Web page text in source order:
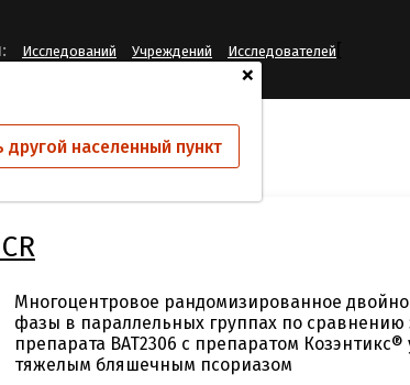
+
другой населенный пункт
Исследований Учреждений Исследователей
BAT-2306-002-CR
Многоцентровое рандомизированное
фазы в параллельных группах по
препарата BAT2306 с препаратом
тяжелым бляшечным псориазом